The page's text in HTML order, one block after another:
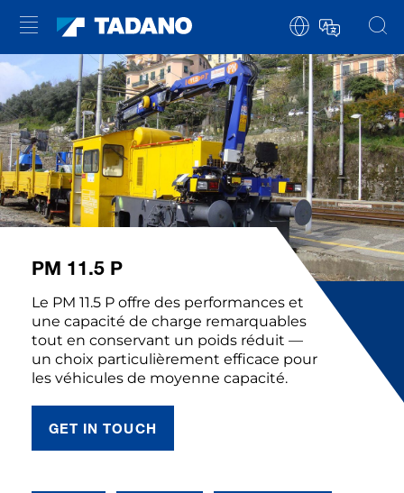
PM 11.5 P
Le PM 11.5 P offre des performances et
une capacité de charge remarquables
tout en conservant un poids réduit —
un choix particulièrement efficace pour
les véhicules de moyenne capacité.
GET IN TOUCH